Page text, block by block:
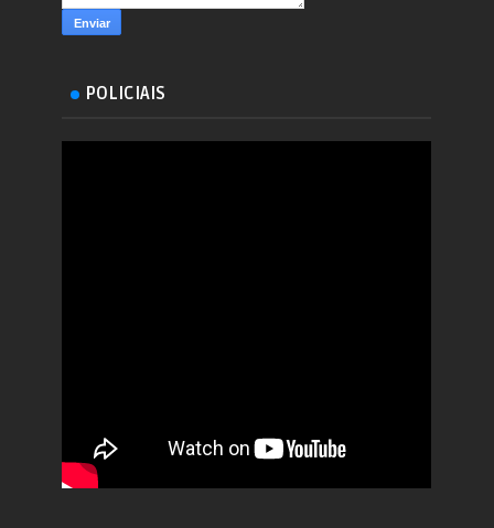
POLICIAIS